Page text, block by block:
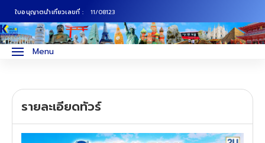
ใบอนุญาตนำเที่ยวเลขที่ : 11/08123
Menu
รายละเอียดทัวร์
ทัวร์ญี่ปุ่น
ทัวร์ยุโรป
ทัวร์สแกนดิเนเวีย
ภาคเหนือ
ภาคอีสาน
ภาคตะวันตก